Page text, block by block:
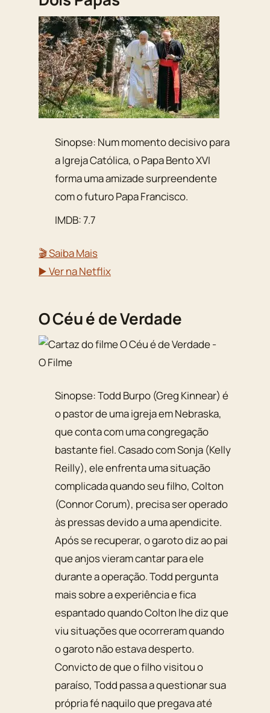
Sinopse: Num momento decisivo para
a Igreja Católica, o Papa Bento XVI
forma uma amizade surpreendente
com o futuro Papa Francisco.
IMDB: 7.7
🎬 Saiba Mais
▶️ Ver na Netflix
O Céu é de Verdade
Sinopse: Todd Burpo (Greg Kinnear) é
o pastor de uma igreja em Nebraska,
que conta com uma congregação
bastante fiel. Casado com Sonja (Kelly
Reilly), ele enfrenta uma situação
complicada quando seu filho, Colton
(Connor Corum), precisa ser operado
às pressas devido a uma apendicite.
Após se recuperar, o garoto diz ao pai
que anjos vieram cantar para ele
durante a operação. Todd pergunta
mais sobre a experiência e fica
espantado quando Colton lhe diz que
viu situações que ocorreram quando
o garoto não estava desperto.
Convicto de que o filho visitou o
paraíso, Todd passa a questionar sua
própria fé naquilo que pregava até